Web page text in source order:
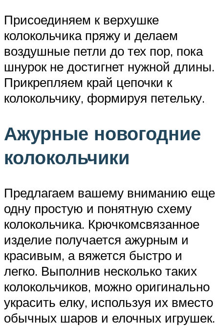
Присоединяем к верхушке
колокольчика пряжу и делаем
воздушные петли до тех пор, пока
шнурок не достигнет нужной длины.
Прикрепляем край цепочки к
колокольчику, формируя петельку.
Ажурные новогодние
колокольчики
Предлагаем вашему вниманию еще
одну простую и понятную схему
колокольчика. Крючкомсвязанное
изделие получается ажурным и
красивым, а вяжется быстро и
легко. Выполнив несколько таких
колокольчиков, можно оригинально
украсить елку, используя их вместо
обычных шаров и елочных игрушек.